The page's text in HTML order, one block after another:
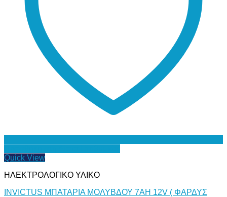
Quick View
ΗΛΕΚΤΡΟΛΟΓΙΚΟ ΥΛΙΚΟ
INVICTUS ΜΠΑΤΑΡΙΑ ΜΟΛΥΒΔΟΥ 7AH 12V ( ΦΑΡΔΥΣ